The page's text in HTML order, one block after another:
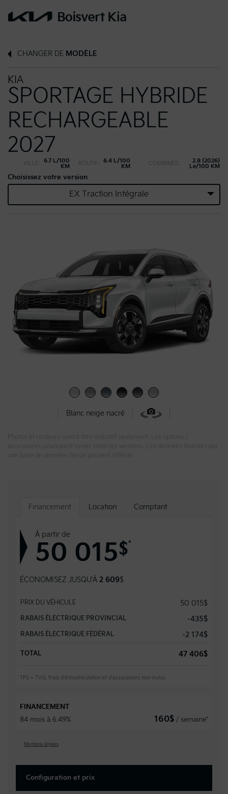
CHANGER DE MODÈLE
KIA
SPORTAGE HYBRIDE
RECHARGEABLE
2027
VILLE:
6.7 L/100
KM
ROUTE:
6.4 L/100
KM
COMBINÉE:
2.8 (2026)
Le/100 KM
Choisissez votre version
EX Traction Intégrale
Blanc neige nacré
Financement Location Comptant
À partir de
50 015$*
ÉCONOMISEZ JUSQU'À 2 609$
PRIX DU VÉHICULE 50 015$
RABAIS ÉLECTRIQUE PROVINCIAL -435$
RABAIS ÉLECTRIQUE FÉDÉRAL -2 174$
TOTAL 47 406$
TPS + TVQ, frais d'immatriculation et d'assurances non inclus.
FINANCEMENT
84 mois à 6.49%
160$ / semaine*
Mentions légales
Configuration et prix